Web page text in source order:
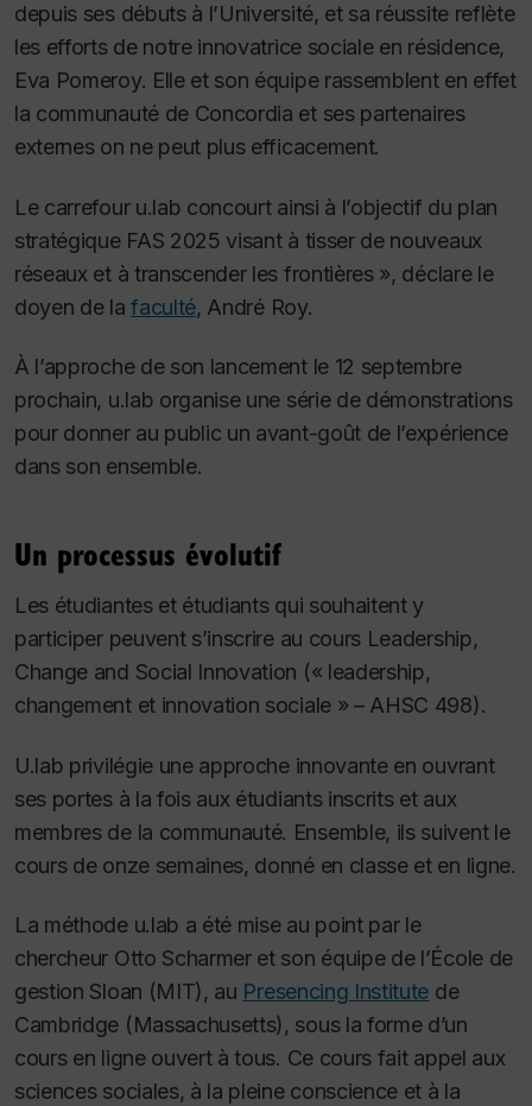
depuis ses débuts à l’Université, et sa réussite reflète
les efforts de notre innovatrice sociale en résidence,
Eva Pomeroy. Elle et son équipe rassemblent en effet
la communauté de Concordia et ses partenaires
externes on ne peut plus efficacement.
Le carrefour u.lab concourt ainsi à l’objectif du plan
stratégique FAS 2025 visant à tisser de nouveaux
réseaux et à transcender les frontières », déclare le
doyen de lafaculté, André Roy.
À l’approche de son lancement le 12 septembre
prochain, u.lab organise une série de démonstrations
pour donner au public un avant-goût de l’expérience
dans son ensemble.
Un processus évolutif
Les étudiantes et étudiants qui souhaitent y
participer peuvent s’inscrire au cours Leadership,
Change and Social Innovation (« leadership,
changement et innovation sociale » – AHSC 498).
U.lab privilégie une approche innovante en ouvrant
ses portes à la fois aux étudiants inscrits et aux
membres de la communauté. Ensemble, ils suivent le
cours de onze semaines, donné en classe et en ligne.
La méthode u.lab a été mise au point par le
chercheur Otto Scharmer et son équipe de l’École de
gestion Sloan (MIT), au Presencing Institute de
Cambridge (Massachusetts), sous la forme d’un
cours en ligne ouvert à tous. Ce cours fait appel aux
sciences sociales, à la pleine conscience et à la